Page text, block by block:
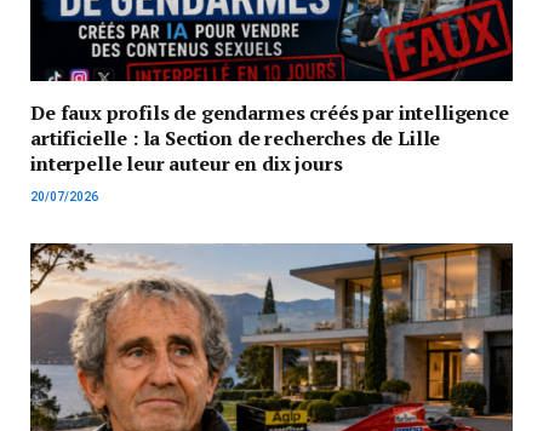
De faux profils de gendarmes créés par intelligence
artificielle : la Section de recherches de Lille
interpelle leur auteur en dix jours
20/07/2026